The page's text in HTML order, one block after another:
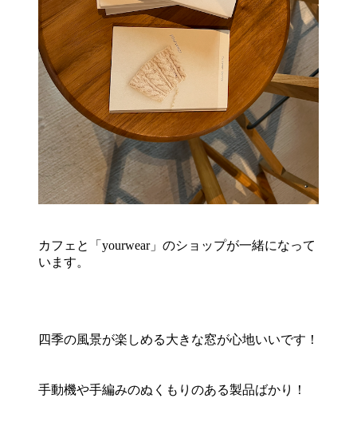
カフェと「yourwear」のショップが一緒になって
います。
四季の風景が楽しめる大きな窓が心地いいです！
手動機や手編みのぬくもりのある製品ばかり！